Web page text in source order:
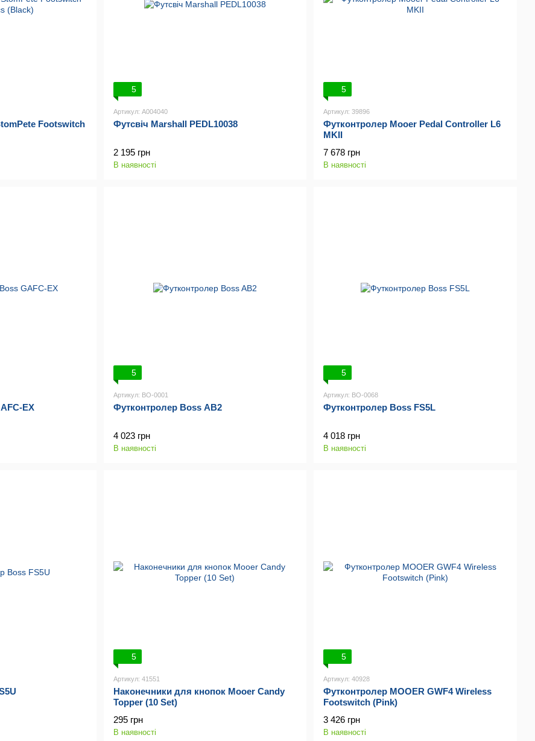
Footswitch
5
Артикул: A004040
Футсвіч Marshall PEDL10038
2 195 грн
В наявності
5
Артикул: 39896
Футконтролер Mooer Pedal Controller L6
MKII
7 678 грн
В наявності
EX
5
Артикул: BO-0001
Футконтролер Boss AB2
4 023 грн
В наявності
5
Артикул: BO-0068
Футконтролер Boss FS5L
4 018 грн
В наявності
5
Артикул: 41551
Наконечники для кнопок Mooer Candy
Topper (10 Set)
295 грн
В наявності
5
Артикул: 40928
Футконтролер MOOER GWF4 Wireless
Footswitch (Pink)
3 426 грн
В наявності